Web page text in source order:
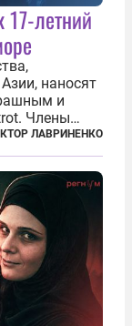
летний
наносят
и
Члены
шведов,
совершают
ЛАВРИНЕНКО